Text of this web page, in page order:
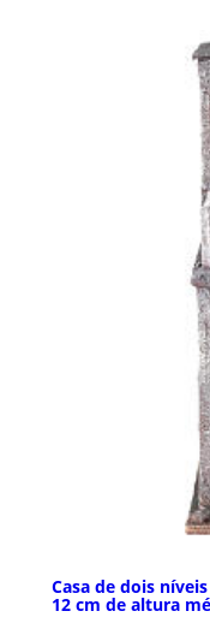
Casa de dois
12 cm de altura